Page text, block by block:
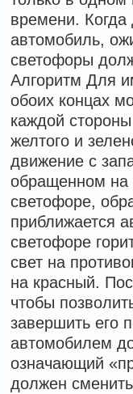
}
void loop()
{
// запрошено
{
     {
for(int a
времени. Когда
автомобиль,
светофоры
Алгоритм Для
обоих концах
каждой стороны
желтого и
движение с
обращенном на
светофоре,
приближается
светофоре
свет на
на красный.
чтобы
завершить его
автомобилем
означающий
должен